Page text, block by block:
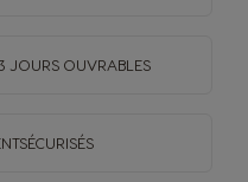
JOURS OUVRABLES
SÉCURISÉS